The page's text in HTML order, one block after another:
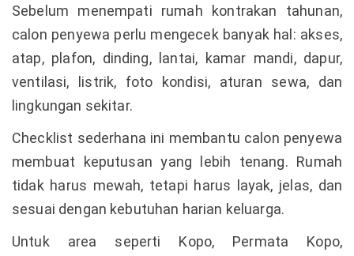
Sebelum menempati rumah kontrakan tahunan,
calon penyewa perlu mengecek banyak hal: akses,
atap, plafon, dinding, lantai, kamar mandi, dapur,
ventilasi, listrik, foto kondisi, aturan sewa, dan
lingkungan sekitar.
Checklist sederhana ini membantu calon penyewa
membuat keputusan yang lebih tenang. Rumah
tidak harus mewah, tetapi harus layak, jelas, dan
sesuai dengan kebutuhan harian keluarga.
Untuk area seperti Kopo, Permata Kopo,